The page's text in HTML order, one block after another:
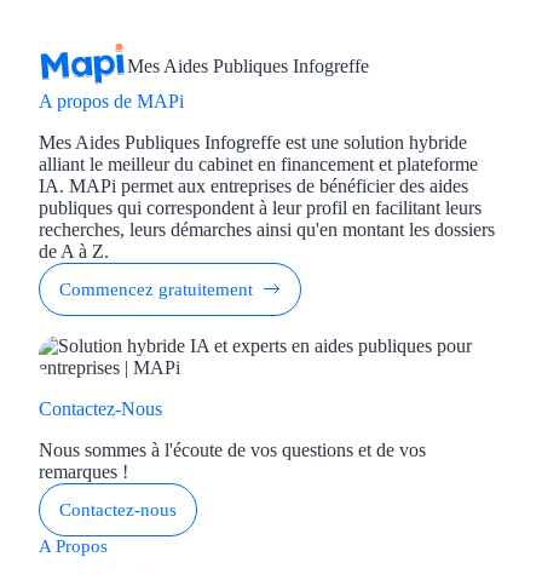
Mes Aides Publiques Infogreffe
A propos de MAPi
Mes Aides Publiques Infogreffe est une solution hybride
alliant le meilleur du cabinet en financement et plateforme
IA. MAPi permet aux entreprises de bénéficier des aides
publiques qui correspondent à leur profil en facilitant leurs
recherches, leurs démarches ainsi qu'en montant les dossiers
de A à Z.
Commencez gratuitement
Contactez-Nous
Nous sommes à l'écoute de vos questions et de vos
remarques !
Contactez-nous
A Propos